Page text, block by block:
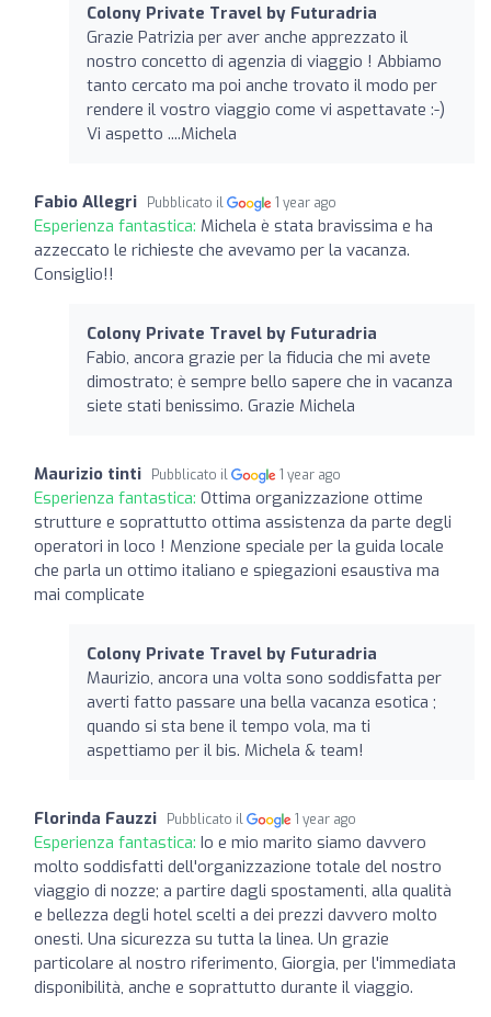
Colony Private Travel by Futuradria
Grazie Patrizia per aver anche apprezzato il
nostro concetto di agenzia di viaggio ! Abbiamo
tanto cercato ma poi anche trovato il modo per
rendere il vostro viaggio come vi aspettavate :-)
Vi aspetto ....Michela
Fabio Allegri Pubblicato il 1 year ago
Esperienza fantastica: Michela è stata bravissima e ha
azzeccato le richieste che avevamo per la vacanza.
Consiglio!!
Colony Private Travel by Futuradria
Fabio, ancora grazie per la fiducia che mi avete
dimostrato; è sempre bello sapere che in vacanza
siete stati benissimo. Grazie Michela
Maurizio tinti Pubblicato il 1 year ago
Esperienza fantastica: Ottima organizzazione ottime
strutture e soprattutto ottima assistenza da parte degli
operatori in loco ! Menzione speciale per la guida locale
che parla un ottimo italiano e spiegazioni esaustiva ma
mai complicate
Colony Private Travel by Futuradria
Maurizio, ancora una volta sono soddisfatta per
averti fatto passare una bella vacanza esotica ;
quando si sta bene il tempo vola, ma ti
aspettiamo per il bis. Michela & team!
Florinda Fauzzi Pubblicato il 1 year ago
Esperienza fantastica: Io e mio marito siamo davvero
molto soddisfatti dell'organizzazione totale del nostro
viaggio di nozze; a partire dagli spostamenti, alla qualità
e bellezza degli hotel scelti a dei prezzi davvero molto
onesti. Una sicurezza su tutta la linea. Un grazie
particolare al nostro riferimento, Giorgia, per l'immediata
disponibilità, anche e soprattutto durante il viaggio.